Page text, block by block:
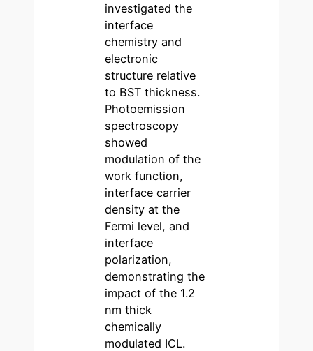
investigated the
interface
chemistry and
electronic
structure relative
to BST thickness.
Photoemission
spectroscopy
showed
modulation of the
work function,
interface carrier
density at the
Fermi level, and
interface
polarization,
demonstrating the
impact of the 1.2
nm thick
chemically
modulated ICL.